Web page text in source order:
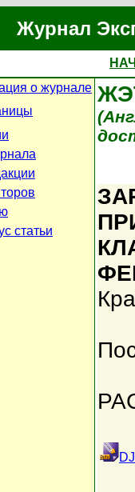
Журнал
о журнале
статьи